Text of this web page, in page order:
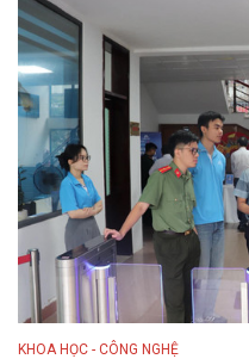
KHOA HỌC - CÔNG NGHỆ